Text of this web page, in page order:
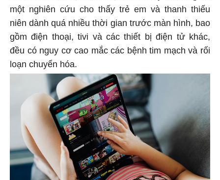
một nghiên cứu cho thấy trẻ em và thanh thiếu
niên dành quá nhiều thời gian trước màn hình, bao
gồm điện thoại, tivi và các thiết bị điện tử khác,
đều có nguy cơ cao mắc các bệnh tim mạch và rối
loạn chuyển hóa.